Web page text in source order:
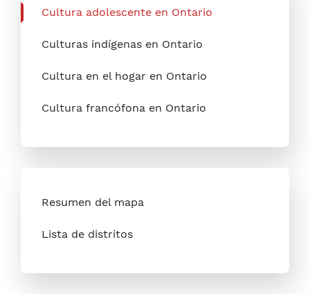
Cultura adolescente en Ontario
Culturas indígenas en Ontario
Cultura en el hogar en Ontario
Cultura francófona en Ontario
Resumen del mapa
Lista de distritos